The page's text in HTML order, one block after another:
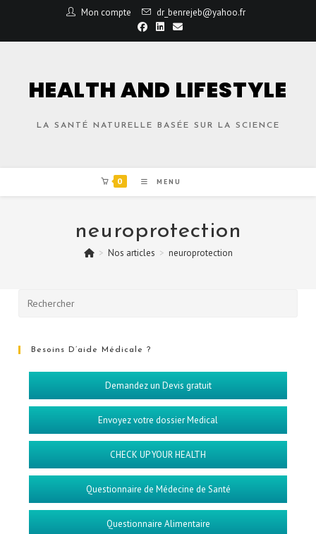
Mon compte dr_benrejeb@yahoo.fr
HEALTH AND LIFESTYLE
LA SANTÉ NATURELLE BASÉE SUR LA SCIENCE
0 MENU
neuroprotection
> Nos articles > neuroprotection
Besoins D’aide Médicale ?
Demandez un Devis gratuit
Envoyez votre dossier Medical
CHECK UP YOUR HEALTH
Questionnaire de Médecine de Santé
Questionnaire Alimentaire